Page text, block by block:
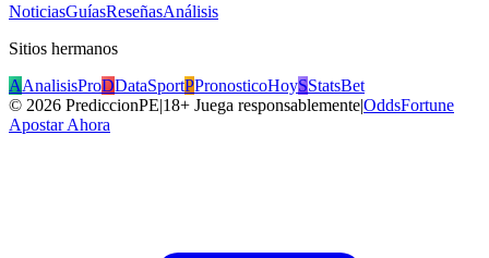
NoticiasGuíasReseñasAnálisis
Sitios hermanos
AAnalisisProDDataSportPPronosticoHoySStatsBet
© 2026 PrediccionPE|18+ Juega responsablemente|OddsFortune
Apostar Ahora